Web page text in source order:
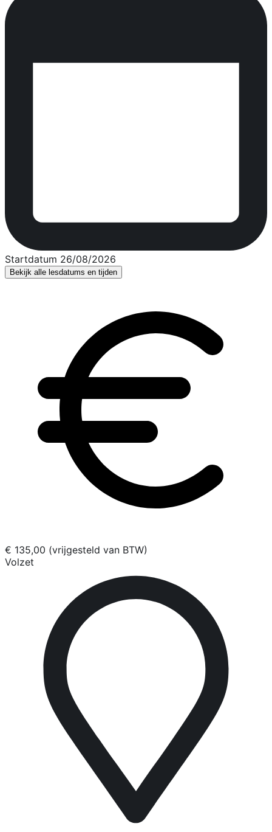
Startdatum 26/08/2026
Bekijk alle lesdatums en tijden
€ 135,00 (vrijgesteld van BTW)
Volzet